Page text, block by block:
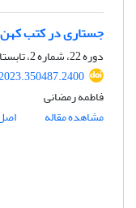
جستاری در کتب کهن
دوره 22، شماره 2، تابستان 1402، صفحه
فاطمه رمضانی
مشاهده مقاله